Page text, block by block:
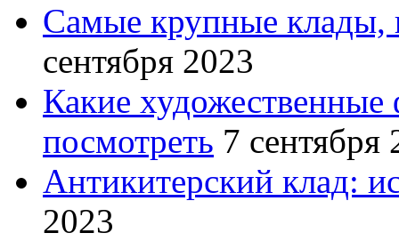
Самые крупные клады,
сентября 2023
Какие
посмотреть 7 сентября
Антикитерский клад:
2023